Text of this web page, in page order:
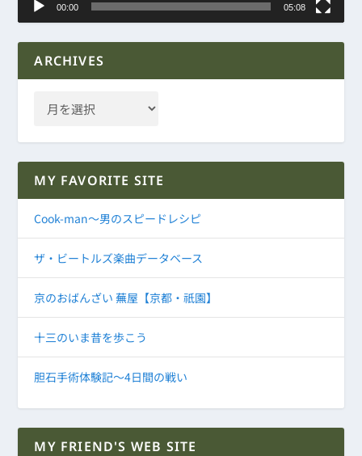
00:00 05:08
ARCHIVES
MY FAVORITE SITE
Cook-man～男のスピードレシピ
ザ・ビートルズ楽曲データベース
京のおばんざい 蕪屋【京都・祇園】
十三のいま昔を歩こう
胆石手術体験記～4日間の戦い
MY FRIEND'S WEB SITE